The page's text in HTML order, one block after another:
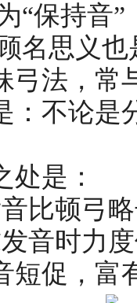
保持音”
名思义
弓法，常
：不论是
是：
比顿弓
音时力
短促，富